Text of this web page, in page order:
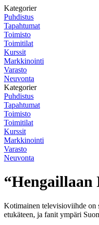
Kategorier
Puhdistus
Tapahtumat
Toimisto
Toimitilat
Kurssit
Markkinointi
Varasto
Neuvonta
Kategorier
Puhdistus
Tapahtumat
Toimisto
Toimitilat
Kurssit
Markkinointi
Varasto
Neuvonta
“Hengaillaan
Kotimainen televisioviihde on
etukäteen, ja fanit ympäri